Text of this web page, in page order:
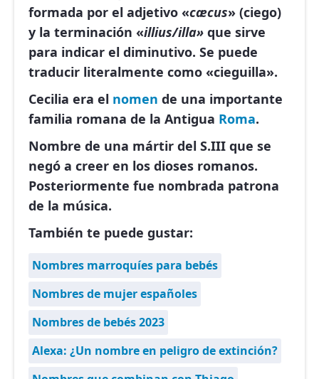
formada por el adjetivo «cæcus» (ciego)
y la terminación «illius/illa» que sirve
para indicar el diminutivo. Se puede
traducir literalmente como «cieguilla».
Cecilia era el nomen de una importante
familia romana de la Antigua Roma.
Nombre de una mártir del S.III que se
negó a creer en los dioses romanos.
Posteriormente fue nombrada patrona
de la música.
También te puede gustar:
Nombres marroquíes para bebés
Nombres de mujer españoles
Nombres de bebés 2023
Alexa: ¿Un nombre en peligro de extinción?